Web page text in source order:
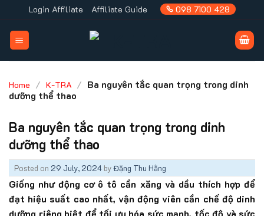
to
content
Login Affiliate Affiliate Guide 098 7100 428
Home / K-TRA / Ba nguyên tắc quan trọng trong dinh
dưỡng thể thao
Ba nguyên tắc quan trọng trong dinh
dưỡng thể thao
Posted on 29 July, 2024 byĐặng Thu Hằng
Giống như động cơ ô tô cần xăng và dầu thích hợp để
đạt hiệu suất cao nhất, vận động viên cần chế độ dinh
dưỡng riêng biệt để tối ưu hóa sức mạnh, tốc độ và sức